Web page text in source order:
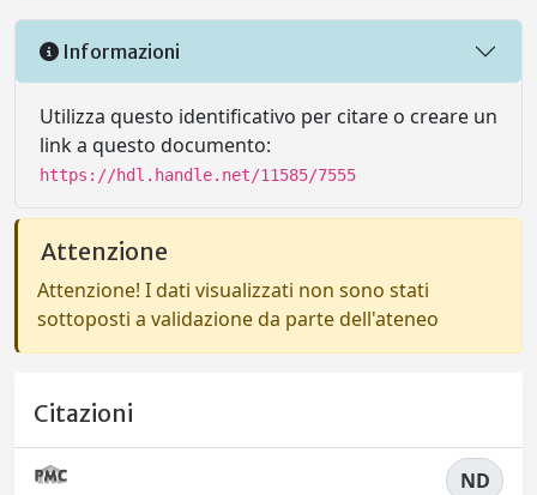
Informazioni
Utilizza questo identificativo per citare o creare un
link a questo documento:
https://hdl.handle.net/11585/7555
Attenzione
Attenzione! I dati visualizzati non sono stati
sottoposti a validazione da parte dell'ateneo
Citazioni
ND